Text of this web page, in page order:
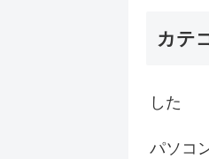
カテ
した
パソコ